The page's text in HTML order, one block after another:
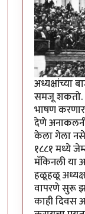
अध्यक्षांच्या
समजू शकतो.
भाषण करणार
देणे
केला गेला
१८८१ मध्ये
मॅकिनली या
हळूहळू
वापरणे सुरू
काही दिवस